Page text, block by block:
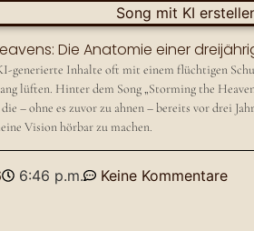
Die Anatomie einer
generierte Inhalte oft mit einem flüchtigen
lüften. Hinter dem Song „Storming the
– ohne es zuvor zu ahnen – bereits vor drei
Vision hörbar zu machen.
6:46 p.m. Keine Kommentare